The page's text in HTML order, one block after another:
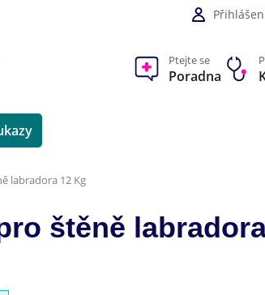
Ptejte se
Poradna
labradora 12 Kg
štěně